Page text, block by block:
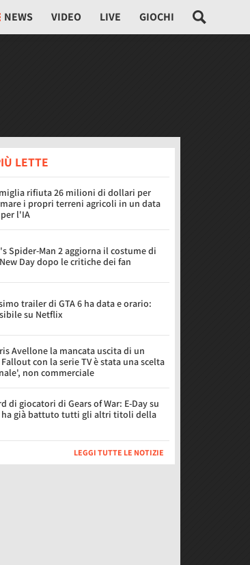
NEWS VIDEO LIVE GIOCHI
LETTE
rifiuta 26 milioni di dollari per
i propri terreni agricoli in un data
l'IA
Spider-Man 2 aggiorna il costume di
Day dopo le critiche dei fan
trailer di GTA 6 ha data e orario:
su Netflix
Avellone la mancata uscita di un
con la serie TV è stata una scelta
non commerciale
di giocatori di Gears of War: E-Day su
ha già battuto tutti gli altri titoli della
LEGGI TUTTE LE NOTIZIE